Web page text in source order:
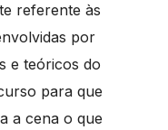
referente às
por
e teóricos do
para que
a cena o que